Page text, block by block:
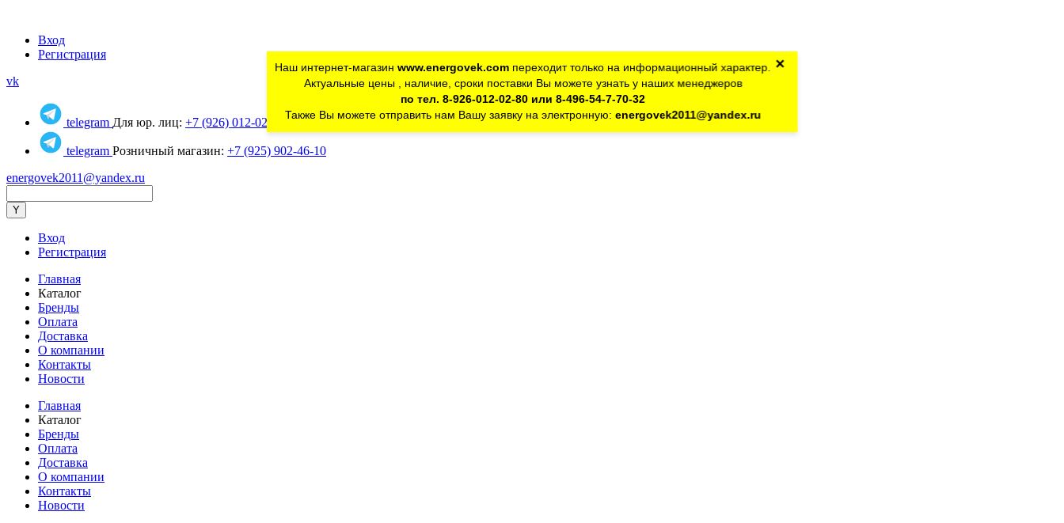
Вход
Регистрация
vk
telegram Для юр. лиц: +7 (926) 012-02-80
telegram Розничный магазин: +7 (925) 902-46-10
energovek2011@yandex.ru
Наш интернет-магазин www.energovek.comпереходит только на информационный характер.
Актуальные цены , наличие, сроки поставки Вы можете узнать у наших менеджеров
по тел. 8-926-012-02-80 или 8-496-54-7-70-32
Также Вы можете отправить нам Вашу заявку на электронную: energovek2011@yandex.ru
×
Вход
Регистрация
Главная
Каталог
Бренды
Оплата
Доставка
О компании
Контакты
Новости
Главная
Каталог
Бренды
Оплата
Доставка
О компании
Контакты
Новости